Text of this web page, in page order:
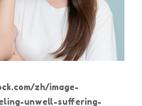
zh/image-
unwell-suffering-